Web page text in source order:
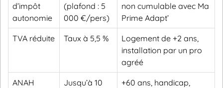
d’impôt
autonomie
(plafond : 5
000 €/pers)
non cumulable avec Ma
Prime Adapt’
TVA réduite Taux à 5,5 %
Logement de +2 ans,
installation par un pro
agréé
ANAH
Jusqu’à 10
+60 ans, handicap,